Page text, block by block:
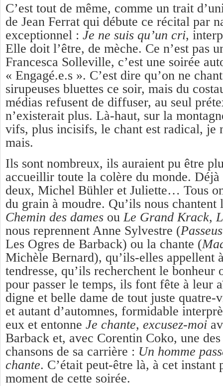
C’est tout de même, comme un trait
de Jean Ferrat qui débute ce récital par
exceptionnel : Je ne suis qu’un cri,
Elle doit l’être, de mèche. Ce n’est pas
Francesca Solleville, c’est une soirée
« Engagé.e.s ». C’est dire qu’on ne
sirupeuses bluettes ce soir, mais du
médias refusent de diffuser, au seul
n’existerait plus. Là-haut, sur la
vifs, plus incisifs, le chant est radical, je
mais.
Ils sont nombreux, ils auraient pu être
accueillir toute la colère du monde. Déjà
deux, Michel Bühler et Juliette… Tous
du grain à moudre. Qu’ils nous
Chemin des dames ou Le Grand Krack,
nous reprennent Anne Sylvestre (
Les Ogres de Barback) ou la chante (
Michèle Bernard), qu’ils-elles appellent
tendresse, qu’ils recherchent le bonheur
pour passer le temps, ils font fête à leur
digne et belle dame de tout juste
et autant d’automnes, formidable
eux et entonne Je chante, excusez-moi
Barback et, avec Corentin Coko, une
chansons de sa carrière : Un homme
chante. C’était peut-être là, à cet instant
moment de cette soirée.